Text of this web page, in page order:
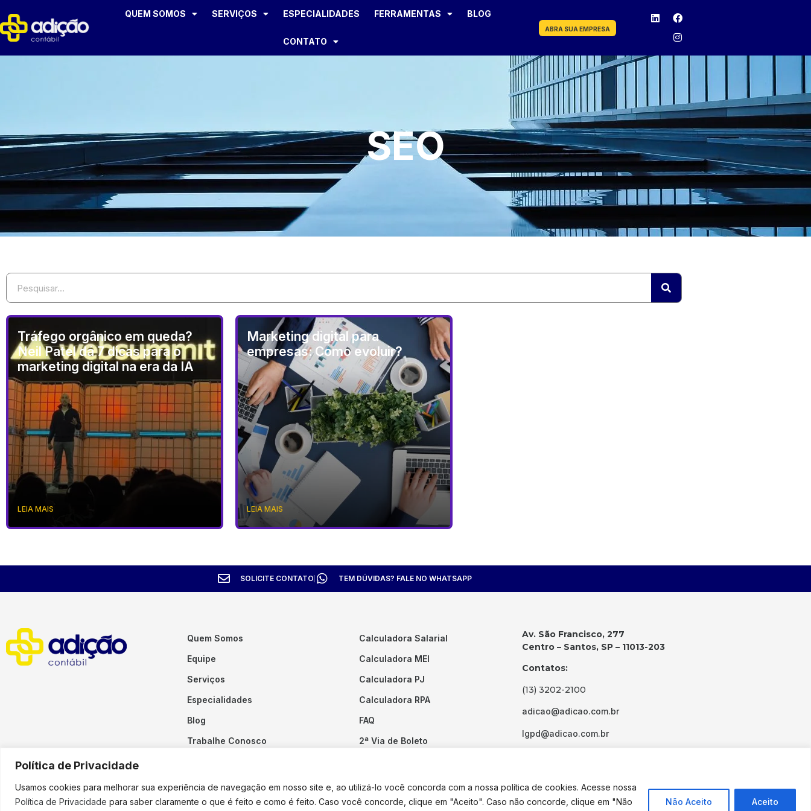
Política de Privacidade
Usamos cookies para melhorar sua experiência de navegação em nosso site e, ao utilizá-lo você concorda com a nossa política de cookies. Acesse nossa
Política de Privacidade para saber claramente o que é feito e como é feito. Caso você concorde, clique em "Aceito". Caso não concorde, clique em "Não
Não Aceito Aceito
QUEM SOMOS SERVIÇOS ESPECIALIDADES FERRAMENTAS BLOG
CONTATO
ABRA SUA EMPRESA
SEO
Tráfego orgânico em queda?
Neil Patel dá 7 dicas para o
marketing digital na era da IA
LEIA MAIS
Marketing digital para
empresas: Como evoluir?
LEIA MAIS
SOLICITE CONTATO TEM DÚVIDAS? FALE NO WHATSAPP
Quem Somos
Equipe
Serviços
Especialidades
Blog
Trabalhe Conosco
Calculadora Salarial
Calculadora MEI
Calculadora PJ
Calculadora RPA
FAQ
2ª Via de Boleto
Av. São Francisco, 277
Centro – Santos, SP – 11013-203
Contatos:
(13) 3202-2100
adicao@adicao.com.br
lgpd@adicao.com.br